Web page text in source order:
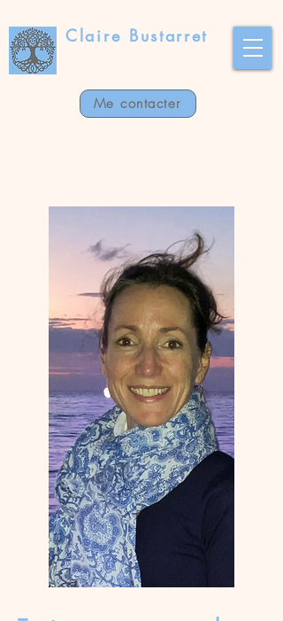
Claire Bustarret
Me contacter